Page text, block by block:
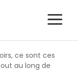
ce sont ces
au long de